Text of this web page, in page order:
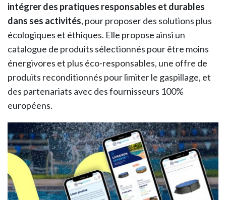
intégrer des pratiques responsables et durables
dans ses activités, pour proposer des solutions plus
écologiques et éthiques. Elle propose ainsi un
catalogue de produits sélectionnés pour être moins
énergivores et plus éco-responsables, une offre de
produits reconditionnés pour limiter le gaspillage, et
des partenariats avec des fournisseurs 100%
européens.